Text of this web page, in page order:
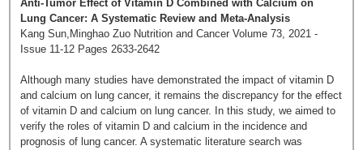
Anti-Tumor Effect of Vitamin D Combined with Calcium on
Lung Cancer: A Systematic Review and Meta-Analysis
Kang Sun,Minghao Zuo Nutrition and Cancer Volume 73, 2021 -
Issue 11-12 Pages 2633-2642
Although many studies have demonstrated the impact of vitamin D
and calcium on lung cancer, it remains the discrepancy for the effect
of vitamin D and calcium on lung cancer. In this study, we aimed to
verify the roles of vitamin D and calcium in the incidence and
prognosis of lung cancer. A systematic literature search was